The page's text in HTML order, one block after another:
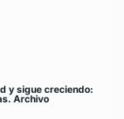
y sigue creciendo:
Archivo